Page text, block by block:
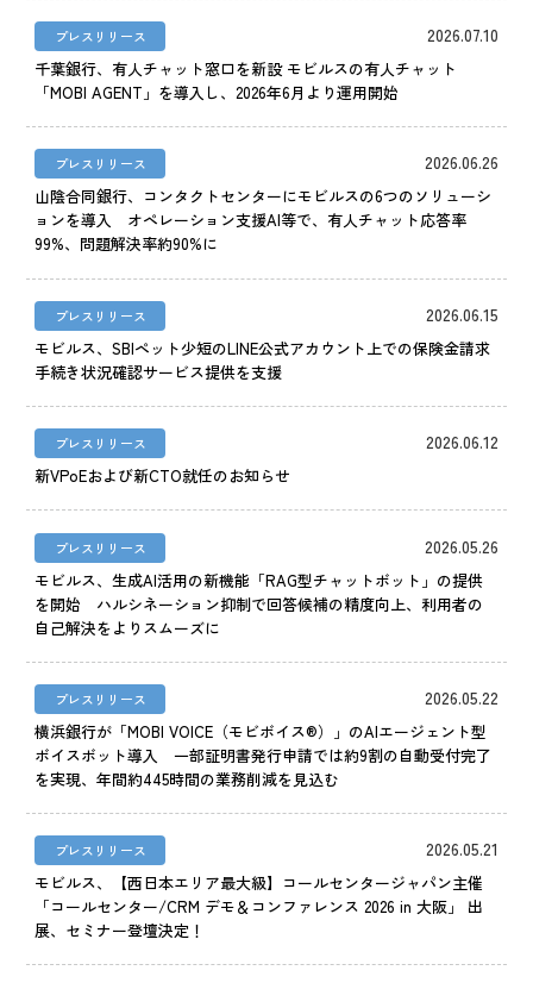
プレスリリース 2026.07.10
千葉銀行、有人チャット窓口を新設 モビルスの有人チャット
「MOBI AGENT」を導入し、2026年6月より運用開始
プレスリリース 2026.06.26
山陰合同銀行、コンタクトセンターにモビルスの6つのソリューシ
ョンを導入 オペレーション支援AI等で、有人チャット応答率
99%、問題解決率約90%に
プレスリリース 2026.06.15
モビルス、SBIペット少短のLINE公式アカウント上での保険金請求
手続き状況確認サービス提供を支援
プレスリリース 2026.06.12
新VPoEおよび新CTO就任のお知らせ
プレスリリース 2026.05.26
モビルス、生成AI活用の新機能「RAG型チャットボット」の提供
を開始 ハルシネーション抑制で回答候補の精度向上、利用者の
自己解決をよりスムーズに
プレスリリース 2026.05.22
横浜銀行が「MOBI VOICE（モビボイス®）」のAIエージェント型
ボイスボット導入 一部証明書発行申請では約9割の自動受付完了
を実現、年間約445時間の業務削減を見込む
プレスリリース 2026.05.21
モビルス、【西日本エリア最大級】コールセンタージャパン主催
「コールセンター/CRM デモ＆コンファレンス 2026 in 大阪」 出
展、セミナー登壇決定！